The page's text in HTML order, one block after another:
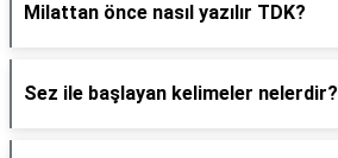
Milattan önce nasıl yazılır TDK?
Sez ile başlayan kelimeler nelerdir?